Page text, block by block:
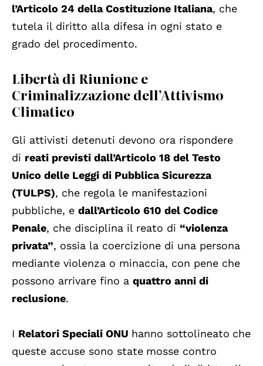
l’Articolo 24 della Costituzione Italiana, che
tutela il diritto alla difesa in ogni stato e
grado del procedimento.
Libertà di Riunione e
Criminalizzazione dell’Attivismo
Climatico
Gli attivisti detenuti devono ora rispondere
di reati previsti dall’Articolo 18 del Testo
Unico delle Leggi di Pubblica Sicurezza
(TULPS), che regola le manifestazioni
pubbliche, e dall’Articolo 610 del Codice
Penale, che disciplina il reato di “violenza
privata”, ossia la coercizione di una persona
mediante violenza o minaccia, con pene che
possono arrivare fino a quattro anni di
reclusione.
I Relatori Speciali ONU hanno sottolineato che
queste accuse sono state mosse contro